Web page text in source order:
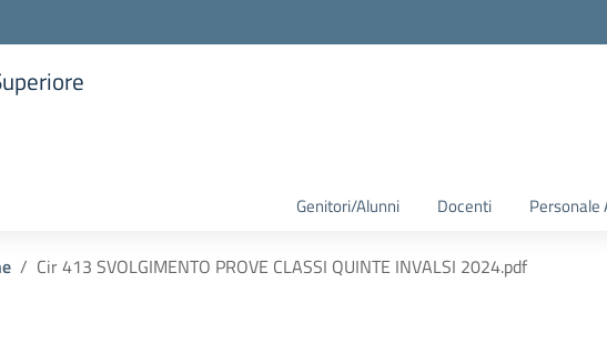
Genitori/Alunni Docenti Personale
Cir 413 SVOLGIMENTO PROVE CLASSI QUINTE INVALSI 2024.pdf